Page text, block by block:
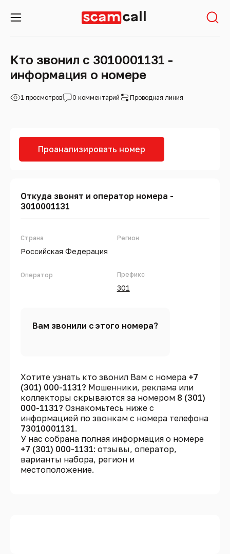
Кто звонил с 3010001131 -
информация о номере
1 просмотров 0 комментарий Проводная линия
Проанализировать номер
Откуда звонят и оператор номера -
3010001131
Страна
Российская Федерация
Оператор
Регион
Префикс
301
Вам звонили с этого номера?
Хотите узнать кто звонил Вам с номера +7
(301) 000-1131? Мошенники, реклама или
коллекторы скрываются за номером 8 (301)
000-1131? Ознакомьтесь ниже с
информацией по звонкам с номера телефона
73010001131.
У нас собрана полная информация о номере
+7 (301) 000-1131: отзывы, оператор,
варианты набора, регион и
местоположение.